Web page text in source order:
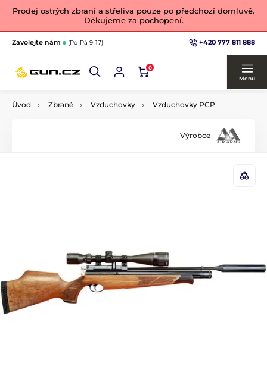
Prodej ostrých zbraní a střeliva pouze po předchozí domluvě.
Děkujeme za pochopení.
Zavolejte nám (Po-Pá 9-17) +420 777 811 888
0
Menu
Úvod Zbraně Vzduchovky Vzduchovky PCP
Výrobce